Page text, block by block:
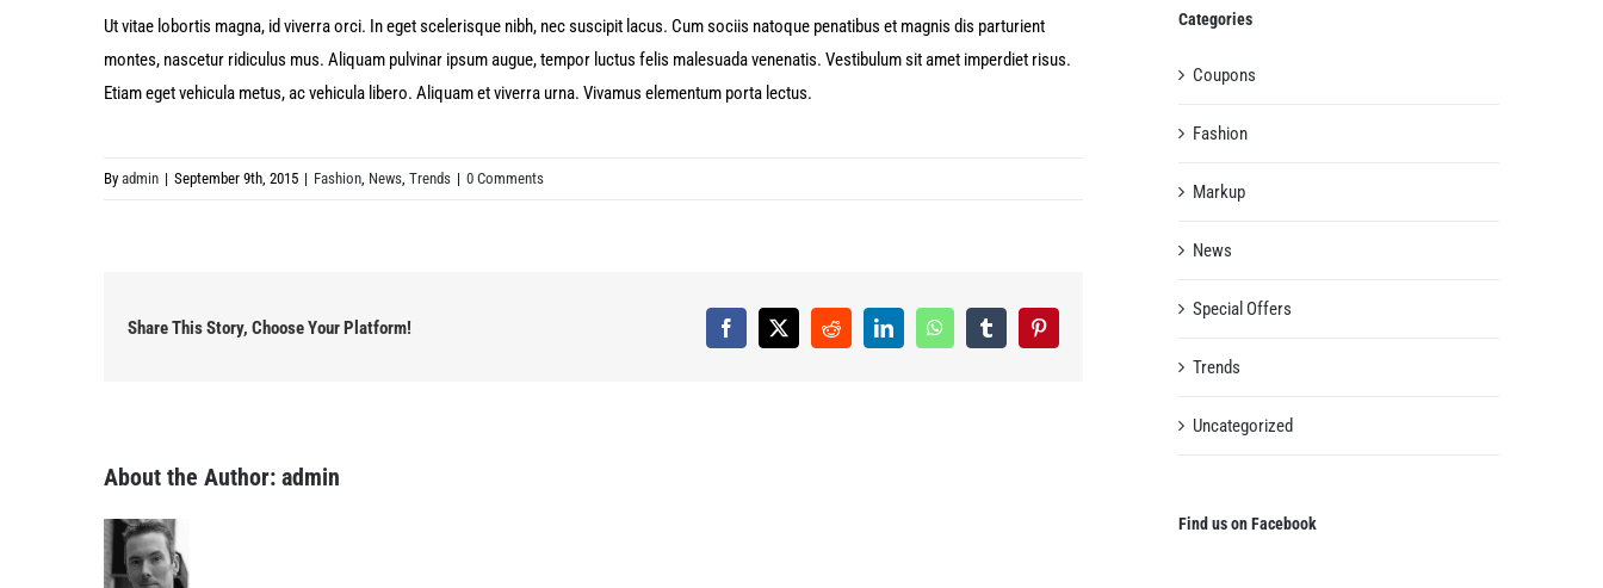
Ut vitae lobortis magna, id viverra orci. In eget scelerisque nibh, nec suscipit lacus. Cum sociis natoque penatibus et magnis dis parturient
montes, nascetur ridiculus mus. Aliquam pulvinar ipsum augue, tempor luctus felis malesuada venenatis. Vestibulum sit amet imperdiet risus.
Etiam eget vehicula metus, ac vehicula libero. Aliquam et viverra urna. Vivamus elementum porta lectus.
By admin | September 9th, 2015 | Fashion News Trends | 0 Comments
Share This Story, Choose Your Platform! Facebook
X RedditLinkedInWhatsAppTumblrPinterest
About the Author: admin
Categories
Coupons
Fashion
Markup
News
Special Offers
Trends
Uncategorized
Find us on Facebook